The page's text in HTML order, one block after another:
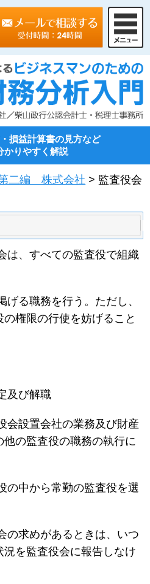
損益計算書の見方など
かりやすく解説
二編 株式会社 > 監査役会
、すべての監査役で組織
る職務を行う。ただし、
権限の行使を妨げること
及び解職
設置会社の業務及び財産
の監査役の職務の執行に
中から常勤の監査役を選
求めがあるときは、いつ
を監査役会に報告しなけ